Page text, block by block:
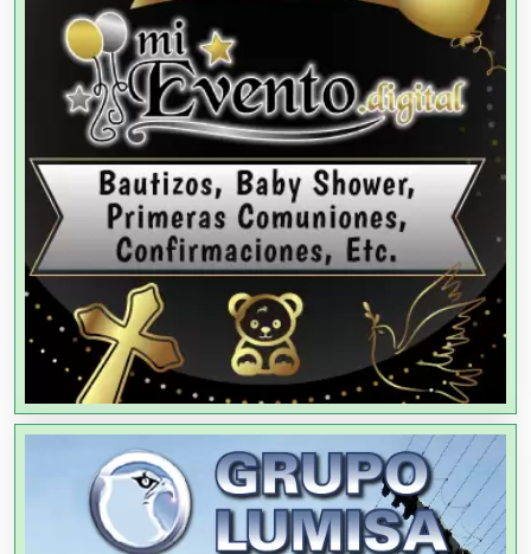
Agencias de Publicidad
Agencias de Viajes
Agricultores
Agricultura y Ganadería
Agua Purificada
Aire Acondicionado
Alarmas